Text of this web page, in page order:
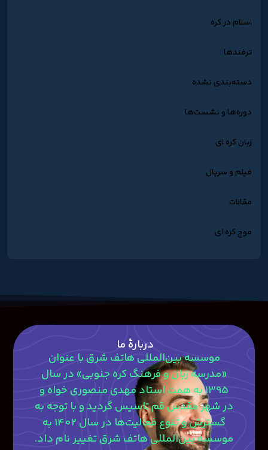
اسلام در کره
ترفندها
دسته‌بندی نشده
دوره‌ها و نشست‌ها
زبان کره ای
فیلم و سریال
مقالات
موج کره ای
دربارۀ ما
موسسه بین‌المللی هاتف شرق با عنوان
«مدرسه زبان و فرهنگ کره جنوبی» در سال
1395 به همت استاد مهدی منصوری‎ خواه و
در شهر مقدس قم تاسیس گردید و با توجه به
گسترش و تنوع فعالیت‌ها در سال 1402 به
موسسه بین‌المللی هاتف شرق تغییر نام داد.